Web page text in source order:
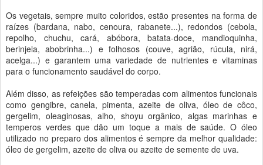
Os vegetais, sempre muito coloridos, estão presentes na forma de
raízes (bardana, nabo, cenoura, rabanete...), redondos (cebola,
repolho, chuchu, cará, abóbora, batata-doce, mandioquinha,
berinjela, abobrinha...) e folhosos (couve, agrião, rúcula, nirá,
acelga...) e garantem uma variedade de nutrientes e vitaminas
para o funcionamento saudável do corpo.
Além disso, as refeições são temperadas com alimentos funcionais
como gengibre, canela, pimenta, azeite de oliva, óleo de côco,
gergelim, oleaginosas, alho, shoyu orgânico, algas marinhas e
temperos verdes que dão um toque a mais de saúde. O óleo
utilizado no preparo dos alimentos é sempre da melhor qualidade:
óleo de gergelim, azeite de oliva ou azeite de semente de uva.